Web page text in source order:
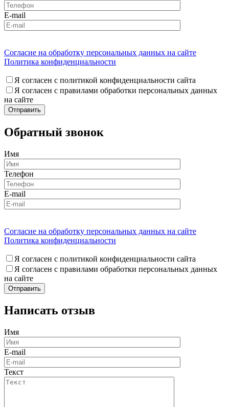
E-mail
Согласие на обработку персональных данных на сайте
Политика конфиденциальности
Я согласен с политикой конфиденциальности сайта
Я согласен с правилами обработки персональных данных
на сайте
Обратный звонок
Имя
Телефон
E-mail
Согласие на обработку персональных данных на сайте
Политика конфиденциальности
Я согласен с политикой конфиденциальности сайта
Я согласен с правилами обработки персональных данных
на сайте
Написать отзыв
Имя
E-mail
Текст